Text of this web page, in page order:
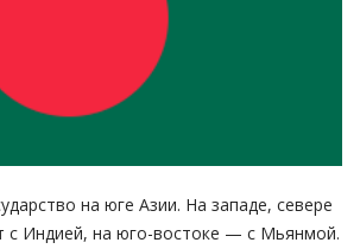
на юге Азии. На западе, севере
с Индией, на юго-востоке — с Мьянмой.